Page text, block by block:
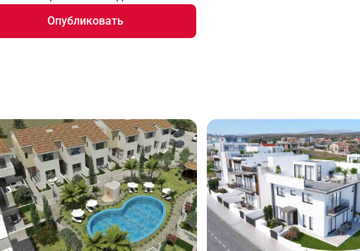
Опубликовать